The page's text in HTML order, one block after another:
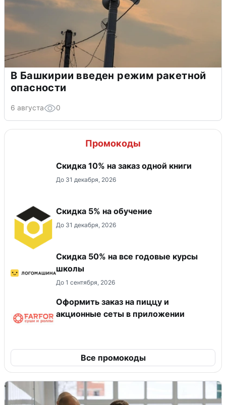
В Башкирии введен режим ракетной
опасности
6 августа 0
Промокоды
Скидка 10% на заказ одной книги
До 31 декабря, 2026
Скидка 5% на обучение
До 31 декабря, 2026
Скидка 50% на все годовые курсы
школы
До 1 сентября, 2026
Оформить заказ на пиццу и
акционные сеты в приложении
Все промокоды